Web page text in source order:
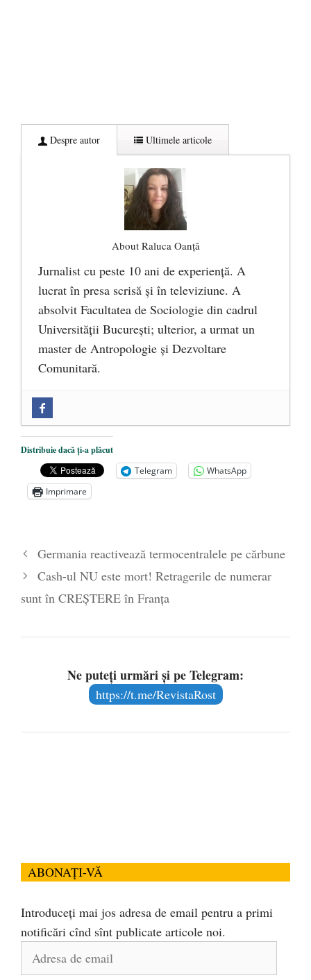
Despre autor Ultimele articole
About Raluca Oanță
Jurnalist cu peste 10 ani de experiență. A
lucrat în presa scrisă și în televiziune. A
absolvit Facultatea de Sociologie din cadrul
Universității București; ulterior, a urmat un
master de Antropologie și Dezvoltare
Comunitară.
Mănăstirea „Sfânta Ana” Rohia. Părintele
Nicolae Steinhardt, comemorat la 102 ani
de la naștere - 29 iulie 2024
„Carnea cultivată” în laborator, tot mai
Părintele mărturisitor Constantin
- 27 iulie 2024
Distribuie dacă ți-a plăcut
Telegram
WhatsApp
Imprimare
Germania reactivează termocentralele pe cărbune
Cash-ul NU este mort! Retragerile de numerar
sunt în CREȘTERE în Franța
Ne puteți urmări și pe Telegram:
https://t.me/RevistaRost
ABONAȚI-VĂ
Introduceți mai jos adresa de email pentru a primi
notificări cînd sînt publicate articole noi.